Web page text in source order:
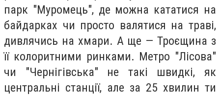
парк "Муромець", де можна кататися на
байдарках чи просто валятися на траві,
дивлячись на хмари. А ще — Троєщина з
її колоритними ринками. Метро "Лісова"
чи "Чернігівська" не такі швидкі, як
центральні станції, але за 25 хвилин ти